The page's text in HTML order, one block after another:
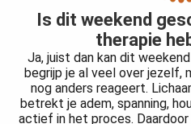
Is dit weekend
therapie
Ja, juist dan kan dit
begrijp je al veel over jezelf,
nog anders reageert.
betrekt je adem, spanning,
actief in het proces.